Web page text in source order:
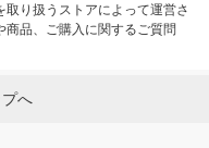
り扱うストアによって運営さ
品、ご購入に関するご質問
へ